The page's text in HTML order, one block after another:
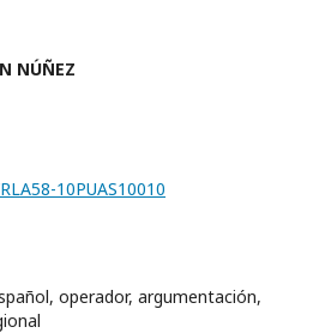
NÚÑEZ
10PUAS10010
operador, argumentación,